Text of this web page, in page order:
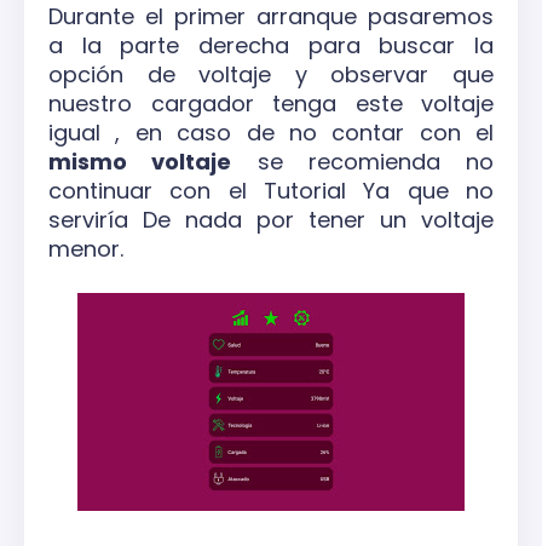
Durante el primer arranque pasaremos
a la parte derecha para buscar la
opción de voltaje y observar que
nuestro cargador tenga este voltaje
igual , en caso de no contar con el
mismo voltaje se recomienda no
continuar con el Tutorial Ya que no
serviría De nada por tener un voltaje
menor.